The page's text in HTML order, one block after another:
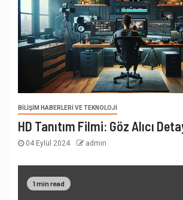
BILIŞIM HABERLERI VE TEKNOLOJI
HD Tanıtım Filmi: Göz Alıcı
04 Eylül 2024 admin
1 min read